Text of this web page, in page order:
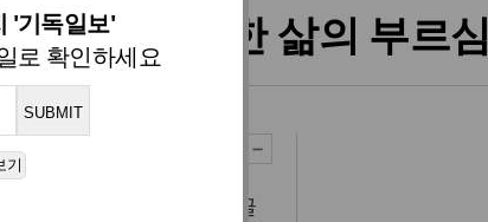
'기독일보'
로 확인하세요
, 영원을 향한 삶의 부르심
는 댄 델젤 목사의 기고글